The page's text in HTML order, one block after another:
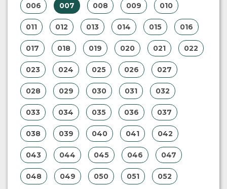
006 007 008 009 010
011 012 013 014 015 016
017 018 019 020 021 022
023 024 025 026 027
028 029 030 031 032
033 034 035 036 037
038 039 040 041 042
043 044 045 046 047
048 049 050 051 052